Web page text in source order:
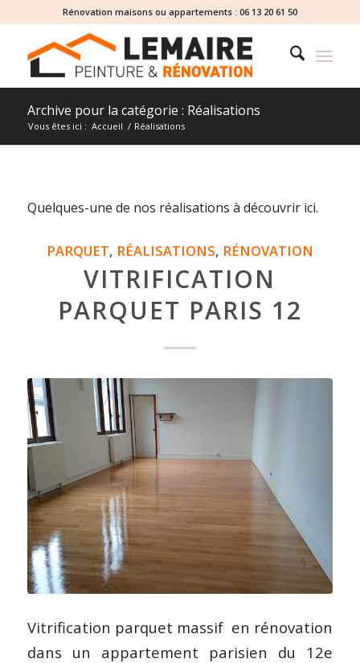
Rénovation maisons ou appartements : 06 13 20 61 50
Archive pour la catégorie : Réalisations
Vous êtes ici : Accueil / Réalisations
Quelques-une de nos réalisations à découvrir ici.
PARQUET, RÉALISATIONS, RÉNOVATION
VITRIFICATION
PARQUET PARIS 12
Vitrification parquet massif en rénovation
dans un appartement parisien du 12e